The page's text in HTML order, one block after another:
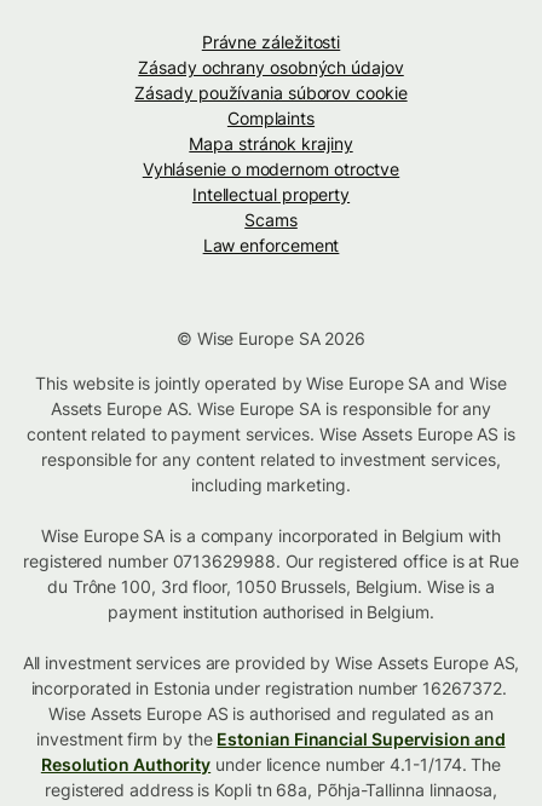
Právne záležitosti
Zásady ochrany osobných údajov
Zásady používania súborov cookie
Complaints
Mapa stránok krajiny
Vyhlásenie o modernom otroctve
Intellectual property
Scams
Law enforcement
© Wise Europe SA 2026
This website is jointly operated by Wise Europe SA and Wise
Assets Europe AS. Wise Europe SA is responsible for any
content related to payment services. Wise Assets Europe AS is
responsible for any content related to investment services,
including marketing.
Wise Europe SA is a company incorporated in Belgium with
registered number 0713629988. Our registered office is at Rue
du Trône 100, 3rd floor, 1050 Brussels, Belgium. Wise is a
payment institution authorised in Belgium.
All investment services are provided by Wise Assets Europe AS,
incorporated in Estonia under registration number 16267372.
Wise Assets Europe AS is authorised and regulated as an
investment firm by the Estonian Financial Supervision and
Resolution Authority under licence number 4.1-1/174. The
registered address is Kopli tn 68a, Põhja-Tallinna linnaosa,